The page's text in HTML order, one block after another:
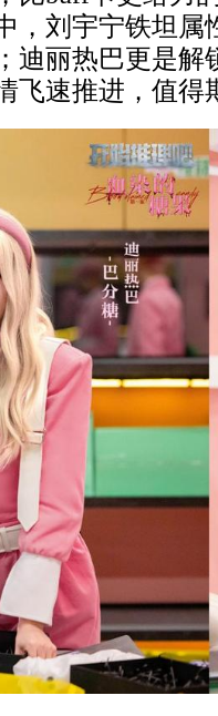
，刘宇宁铁坦
迪丽热巴更是
飞速推进，值得